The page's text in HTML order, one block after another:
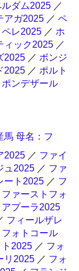
ルダム2025 ／
アガ2025 ／ ペ
ペレ2025 ／ ホ
ィック2025 ／
2025 ／ ボンジ
2025 ／ ポルト
ポンデザール
馬 母名：フ
2025 ／ ファイ
ュ2025 ／ ファ
ート2025 ／ フ
ファーストフォ
アプーラ2025
フィールザレ
フォトコール
2025 ／ フォ
リ2025 ／ フォ